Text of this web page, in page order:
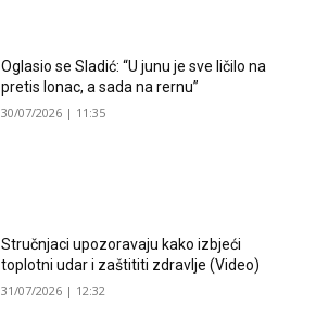
Oglasio se Sladić: “U junu je sve ličilo na
pretis lonac, a sada na rernu”
30/07/2026 | 11:35
Stručnjaci upozoravaju kako izbjeći
toplotni udar i zaštititi zdravlje (Video)
31/07/2026 | 12:32